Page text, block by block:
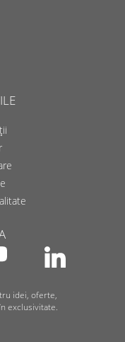
idei, oferte,
exclusivitate.